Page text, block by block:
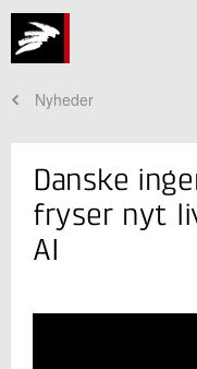
Nyheder
Danske
fryser nyt
AI